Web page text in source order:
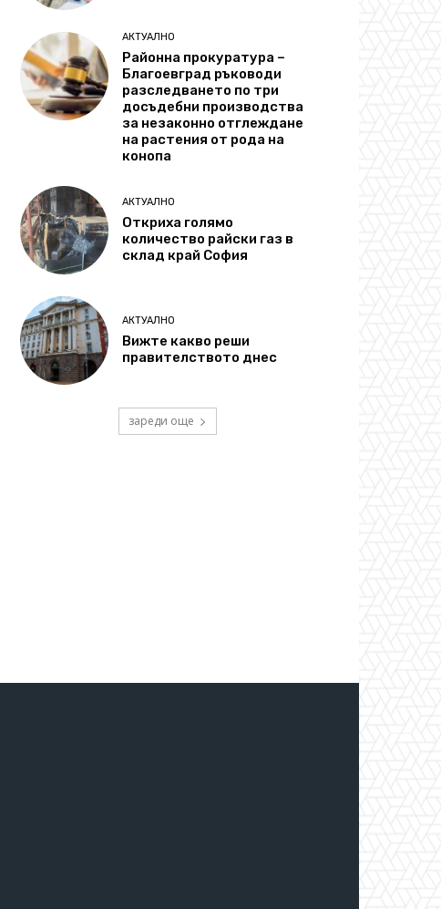
АКТУАЛНО
Районна прокуратура –
Благоевград ръководи
разследването по три
досъдебни производства
за незаконно отглеждане
на растения от рода на
конопа
АКТУАЛНО
Откриха голямо
количество райски газ в
склад край София
АКТУАЛНО
Вижте какво реши
правителството днес
зареди още